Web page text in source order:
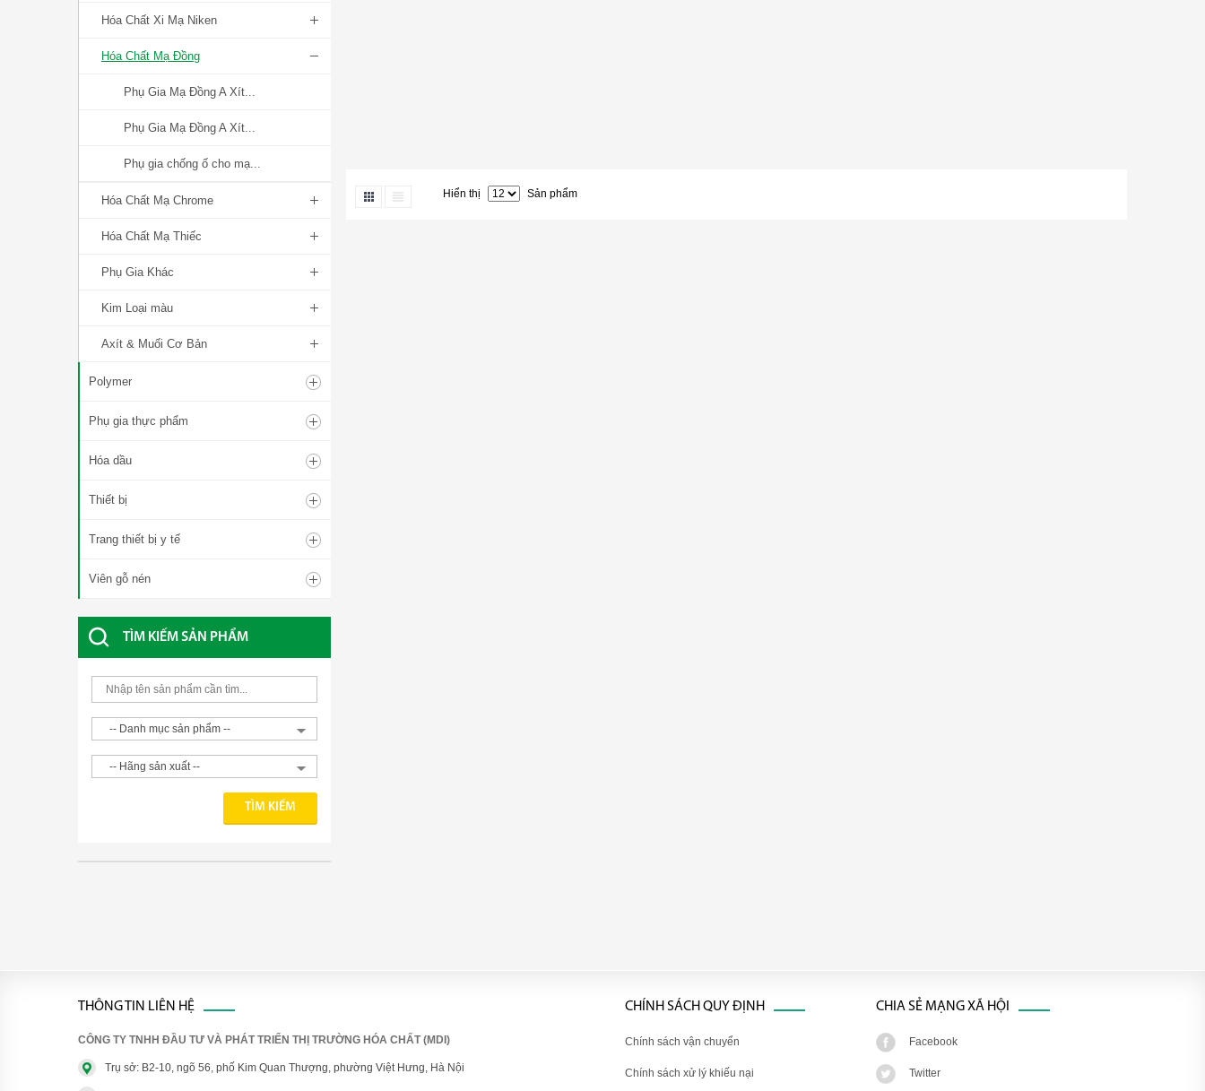
Hóa Chất Xi Mạ Niken
Hóa Chất Mạ Đồng
Phụ Gia Mạ Đồng A Xít...
Phụ Gia Mạ Đồng A Xít...
Phụ gia chống ố cho mạ...
Hóa Chất Mạ Chrome
Hóa Chất Mạ Thiếc
Phụ Gia Khác
Kim Loại màu
Axít & Muối Cơ Bản
Polymer
Phụ gia thực phẩm
Hóa dầu
Thiết bị
Trang thiết bị y tế
Viên gỗ nén
TÌM KIẾM SẢN PHẨM
Hiển thị Sản phẩm
THÔNG TIN LIÊN HỆ
CÔNG TY TNHH ĐẦU TƯ VÀ PHÁT TRIỂN THỊ TRƯỜNG HÓA CHẤT (MDI)
Trụ sở: B2-10, ngõ 56, phố Kim Quan Thượng, phường Việt Hưng, Hà Nội
CHIA SẺ MẠNG XÃ HỘI
Facebook
Twitter
CHÍNH SÁCH QUY ĐỊNH
Chính sách vận chuyển
Chính sách xử lý khiếu nại